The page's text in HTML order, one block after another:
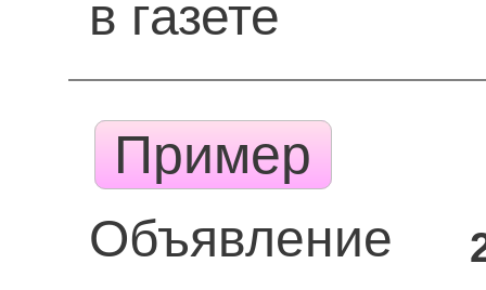
в газете
Пример
Объявление